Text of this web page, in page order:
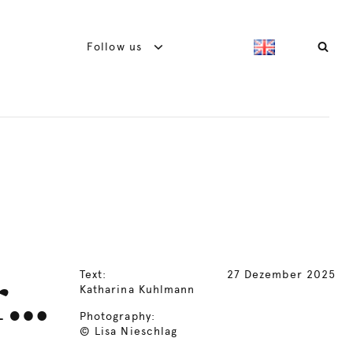
Follow us
Text:
Katharina Kuhlmann
Photography:
© Lisa Nieschlag
27 Dezember 2025